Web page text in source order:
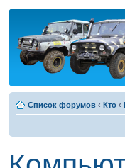
Список форумов ‹ Кто ‹